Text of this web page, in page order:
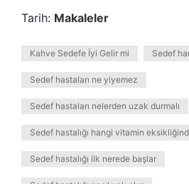
Tarih: Makaleler
Kahve Sedefe İyi Gelir mi Sedef
Sedef hastaları ne yiyemez
Sedef hastaları nelerden uzak durmalı
Sedef hastalığı hangi vitamin
Sedef hastalığı ilk nerede başlar